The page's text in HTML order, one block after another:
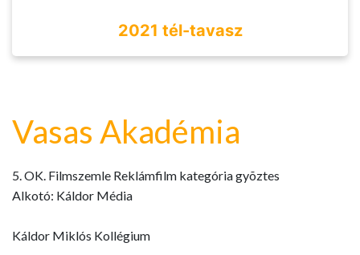
2021 tél-tavasz
Vasas Akadémia
5. OK. Filmszemle Reklámfilm kategória gyõztes
Alkotó: Káldor Média
Káldor Miklós Kollégium